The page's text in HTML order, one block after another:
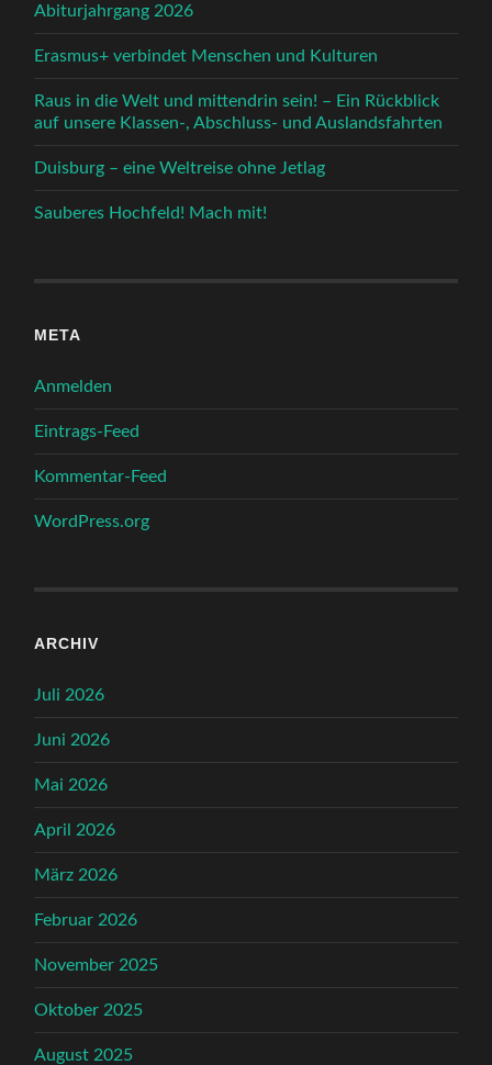
Abiturjahrgang 2026
Erasmus+ verbindet Menschen und Kulturen
Raus in die Welt und mittendrin sein! – Ein Rückblick
auf unsere Klassen-, Abschluss- und Auslandsfahrten
Duisburg – eine Weltreise ohne Jetlag
Sauberes Hochfeld! Mach mit!
META
Anmelden
Eintrags-Feed
Kommentar-Feed
WordPress.org
ARCHIV
Juli 2026
Juni 2026
Mai 2026
April 2026
März 2026
Februar 2026
November 2025
Oktober 2025
August 2025